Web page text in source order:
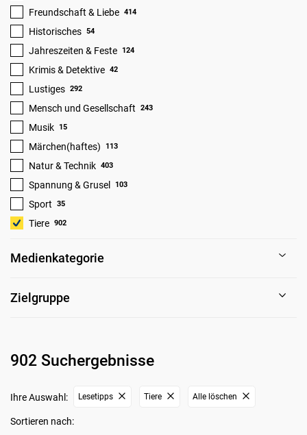
Freundschaft & Liebe 414
Historisches 54
Jahreszeiten & Feste 124
Krimis & Detektive 42
Lustiges 292
Mensch und Gesellschaft 243
Musik 15
Märchen(haftes) 113
Natur & Technik 403
Spannung & Grusel 103
Sport 35
Tiere 902
Medienkategorie
Zielgruppe
902 Suchergebnisse
Ihre Auswahl: Lesetipps Tiere Alle löschen
Sortieren nach: